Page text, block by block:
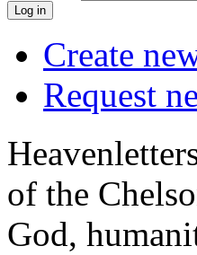
Create
Request
of the
God,